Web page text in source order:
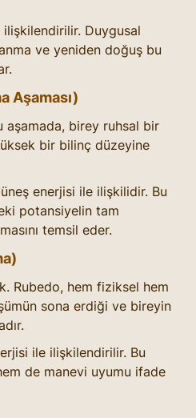
Duygusal
ve yeniden doğuş bu
Aşaması)
aşamada, birey ruhsal bir
bir bilinç düzeyine
enerjisi ile ilişkilidir. Bu
potansiyelin tam
temsil eder.
Rubedo, hem fiziksel hem
sona erdiği ve bireyin
ile ilişkilendirilir. Bu
de manevi uyumu ifade